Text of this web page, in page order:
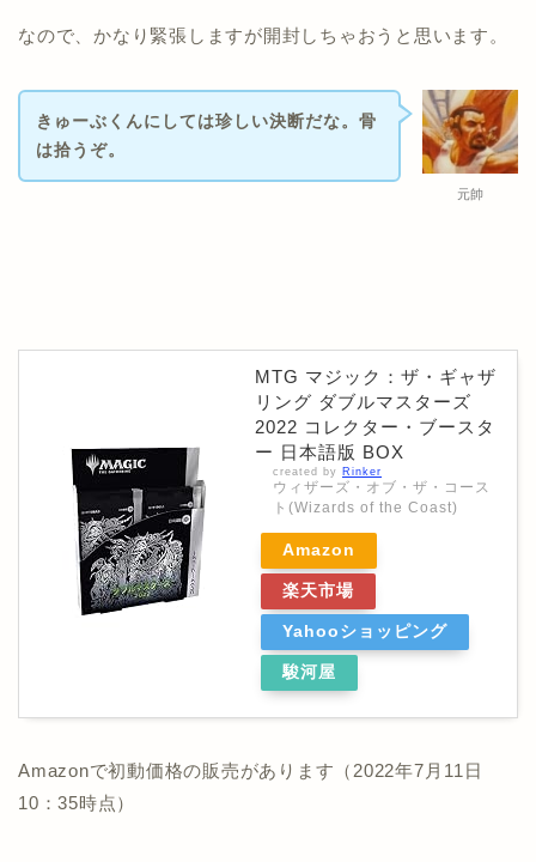
なので、かなり緊張しますが開封しちゃおうと思います。
元帥
きゅーぶくんにしては珍しい決断だな。骨
は拾うぞ。
MTG マジック：ザ・ギャザ
リング ダブルマスターズ
2022 コレクター・ブースタ
ー 日本語版 BOX
created by Rinker
ウィザーズ・オブ・ザ・コース
ト(Wizards of the Coast)
Amazon
楽天市場
Yahooショッピング
駿河屋
Amazonで初動価格の販売があります（2022年7月11日
10：35時点）